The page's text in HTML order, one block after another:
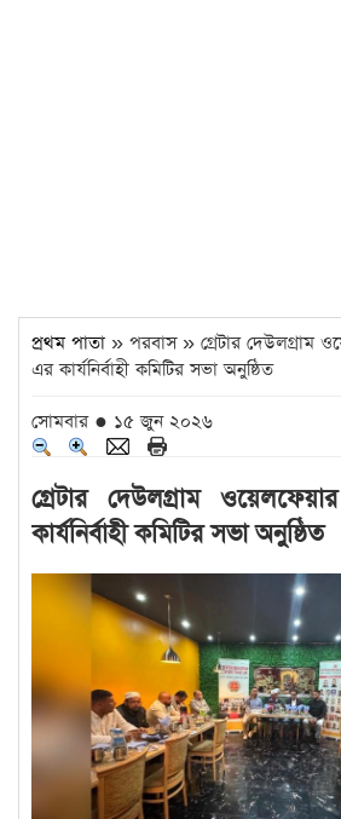
প্রথম পাতা » পরবাস » গ্রেটার দেউলগ্রাম
এর কার্যনির্বাহী কমিটির সভা অনুষ্ঠিত
সোমবার ● ১৫ জুন ২০২৬
গ্রেটার দেউলগ্রাম
কার্যনির্বাহী কমিটির সভা অনুষ্ঠিত